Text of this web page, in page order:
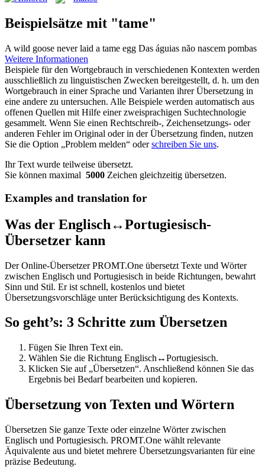
Beispielsätze mit "tame"
A wild goose never laid a tame egg Das águias não nascem pombas
Weitere Informationen
Beispiele für den Wortgebrauch in verschiedenen Kontexten werden
ausschließlich zu linguistischen Zwecken bereitgestellt, d. h. um den
Wortgebrauch in einer Sprache und Varianten ihrer Übersetzung in
eine andere zu untersuchen. Alle Beispiele werden automatisch aus
offenen Quellen mit Hilfe einer zweisprachigen Suchtechnologie
gesammelt. Wenn Sie einen Rechtschreib-, Zeichensetzungs- oder
anderen Fehler im Original oder in der Übersetzung finden, nutzen
Sie die Option „Problem melden“ oderschreiben Sie uns.
Ihr Text wurde teilweise übersetzt.
Sie können maximal 5000 Zeichen gleichzeitig übersetzen.
Examples and translation for
Was der Englisch↔Portugiesisch-
Übersetzer kann
Der Online-Übersetzer PROMT.One übersetzt Texte und Wörter
zwischen Englisch und Portugiesisch in beide Richtungen, bewahrt
Sinn und Stil. Er ist schnell, kostenlos und bietet
Übersetzungsvorschläge unter Berücksichtigung des Kontexts.
So geht’s: 3 Schritte zum Übersetzen
Fügen Sie Ihren Text ein.
Wählen Sie die Richtung Englisch↔Portugiesisch.
Klicken Sie auf „Übersetzen“. Anschließend können Sie das
Ergebnis bei Bedarf bearbeiten und kopieren.
Übersetzung von Texten und Wörtern
Übersetzen Sie ganze Texte oder einzelne Wörter zwischen
Englisch und Portugiesisch. PROMT.One wählt relevante
Äquivalente aus und bietet mehrere Übersetzungsvarianten für eine
präzise Bedeutung.